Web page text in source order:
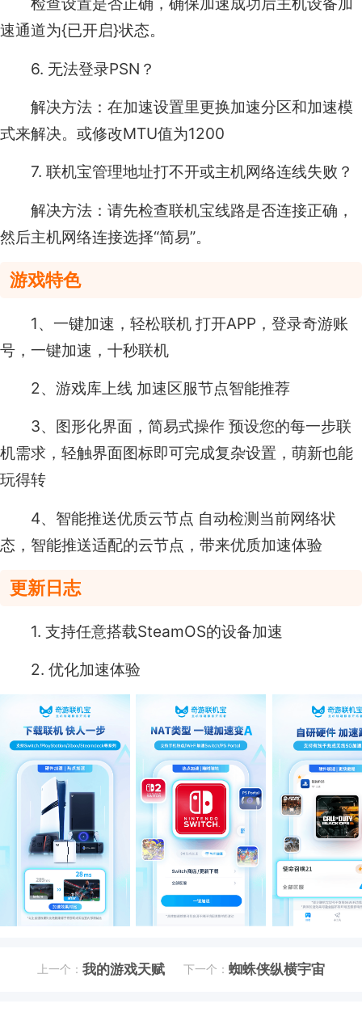
速通道为{已开启}状态。
6. 无法登录PSN？
解决方法：在加速设置里更换加速分区和加速模
式来解决。或修改MTU值为1200
7. 联机宝管理地址打不开或主机网络连线失败？
解决方法：请先检查联机宝线路是否连接正确，
然后主机网络连接选择“简易”。
游戏特色
1、一键加速，轻松联机 打开APP，登录奇游账
号，一键加速，十秒联机
2、游戏库上线 加速区服节点智能推荐
3、图形化界面，简易式操作 预设您的每一步联
机需求，轻触界面图标即可完成复杂设置，萌新也能
玩得转
4、智能推送优质云节点 自动检测当前网络状
态，智能推送适配的云节点，带来优质加速体验
更新日志
1. 支持任意搭载SteamOS的设备加速
2. 优化加速体验
上一个： 我的游戏天赋 下一个：蜘蛛侠纵横宇宙